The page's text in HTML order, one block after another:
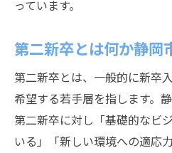
静岡 第二新卒が成長
第二新卒とは異な
考え方
静岡市の企業で第二
第二新卒やめとけと
っています。
第二新卒とは何か静岡
第二新卒とは、一般的に新卒
希望する若手層を指します。
第二新卒に対し「基礎的なビ
いる」「新しい環境への適応